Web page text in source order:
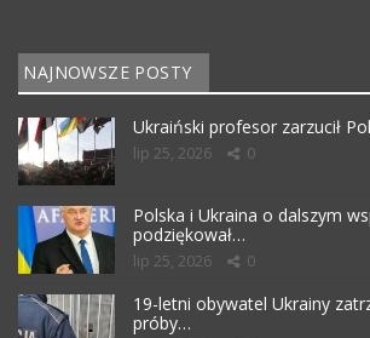
NAJNOWSZE POSTY
Ukraiński profesor zarzucił
lip 25, 2026 0
Polska i Ukraina o dalszym
podziękował…
lip 25, 2026 0
19-letni obywatel Ukrainy
próby…